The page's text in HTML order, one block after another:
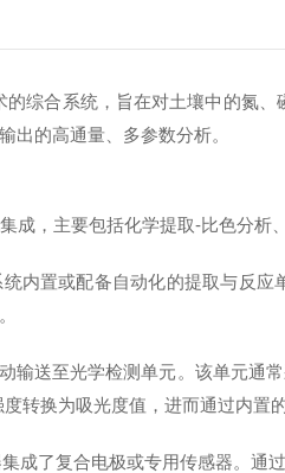
的综合系统，旨在对土壤中的氮
出的高通量、多参数分析。
，主要包括化学提取-比色分析
内置或配备自动化的提取与反
送至光学检测单元。该单元通
转换为吸光度值，进而通过内置
成了复合电极或专用传感器。通